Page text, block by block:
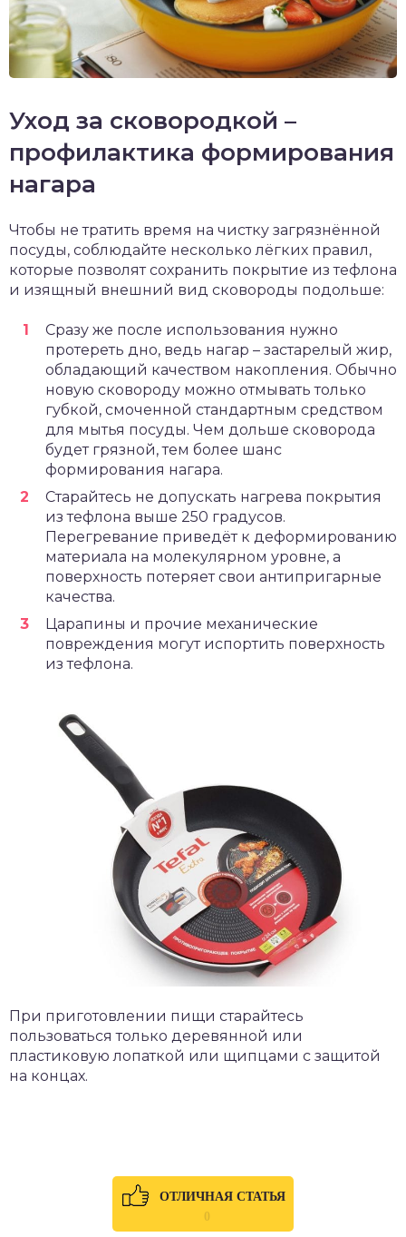
Уход за сковородкой –
профилактика формирования
нагара
Чтобы не тратить время на чистку загрязнённой
посуды, соблюдайте несколько лёгких правил,
которые позволят сохранить покрытие из тефлона
и изящный внешний вид сковороды подольше:
Сразу же после использования нужно
протереть дно, ведь нагар – застарелый жир,
обладающий качеством накопления. Обычно
новую сковороду можно отмывать только
губкой, смоченной стандартным средством
для мытья посуды. Чем дольше сковорода
будет грязной, тем более шанс
формирования нагара.
Старайтесь не допускать нагрева покрытия
из тефлона выше 250 градусов.
Перегревание приведёт к деформированию
материала на молекулярном уровне, а
поверхность потеряет свои антипригарные
качества.
Царапины и прочие механические
повреждения могут испортить поверхность
из тефлона.
При приготовлении пищи старайтесь
пользоваться только деревянной или
пластиковую лопаткой или щипцами с защитой
на концах.
ОТЛИЧНАЯ СТАТЬЯ
0